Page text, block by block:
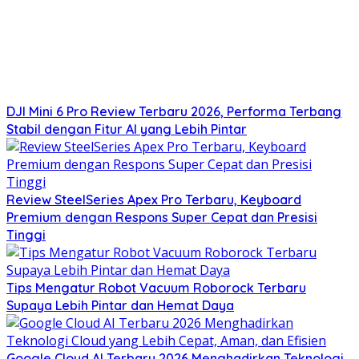
DJI Mini 6 Pro Review Terbaru 2026, Performa Terbang
Stabil dengan Fitur AI yang Lebih Pintar
Review SteelSeries Apex Pro Terbaru, Keyboard
Premium dengan Respons Super Cepat dan Presisi
Tinggi
Tips Mengatur Robot Vacuum Roborock Terbaru
Supaya Lebih Pintar dan Hemat Daya